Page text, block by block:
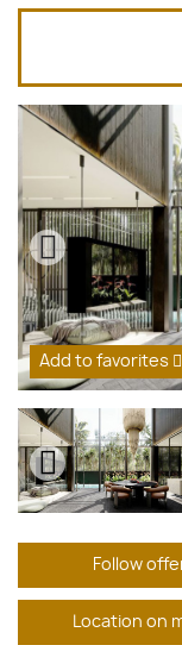
Add to favorites
Follow
Location on